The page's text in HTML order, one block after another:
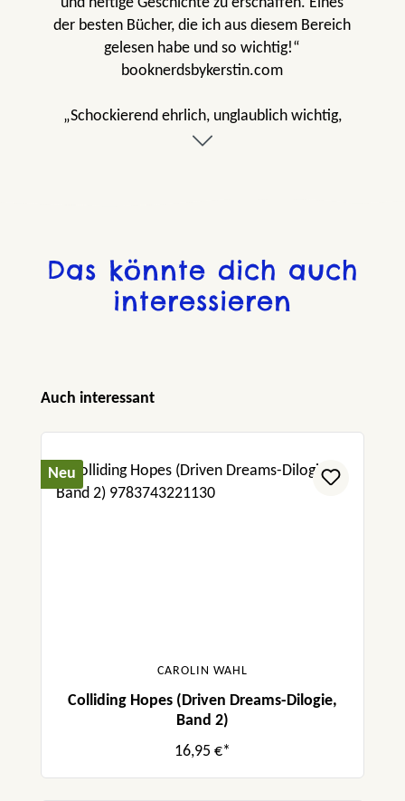
der besten Bücher, die ich aus diesem Bereich
gelesen habe und so wichtig!“
booknerdsbykerstin.com
„Schockierend ehrlich, unglaublich wichtig,
zutiefst berührend – ein großartiges Buch
Das könnte dich auch
interessieren
Produktgalerie überspringen
Auch interessant
Neu
CAROLIN WAHL
Colliding Hopes (Driven Dreams-Dilogie,
Band 2)
16,95 €*